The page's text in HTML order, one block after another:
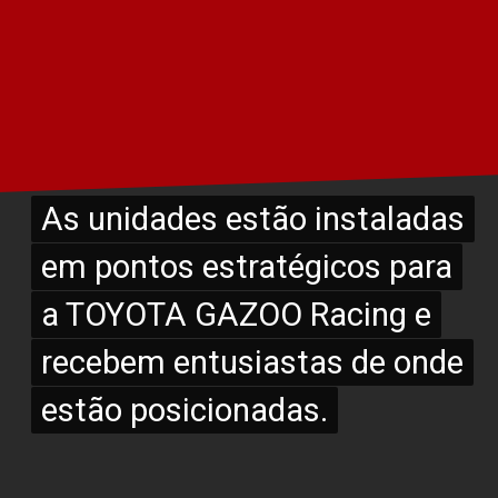
As unidades estão instaladas
em pontos estratégicos para
a TOYOTA GAZOO Racing e
recebem entusiastas de onde
estão posicionadas.
As unidades estão instaladas
em pontos estratégicos para
a TOYOTA GAZOO Racing e
recebem entusiastas de onde
estão posicionadas.